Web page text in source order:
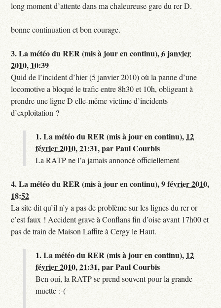
long moment d’attente dans ma chaleureuse gare du rer D.
bonne continuation et bon courage.
3.La météo du RER (mis à jour en continu),6 janvier
2010, 10:39
Quid de l’incident d’hier (5 janvier 2010) où la panne d’une
locomotive a bloqué le trafic entre 8h30 et 10h, obligeant à
prendre une ligne D elle-même victime d’incidents
d’exploitation ?
1.La météo du RER (mis à jour en continu), 12
février 2010, 21:31,parPaul Courbis
La RATP ne l’a jamais annoncé officiellement
4.La météo du RER (mis à jour en continu),9 février 2010,
18:52
La site dit qu’il n’y a pas de problème sur les lignes du rer or
c’est faux ! Accident grave à Conflans fin d’oise avant 17h00 et
pas de train de Maison Laffite à Cergy le Haut.
1.La météo du RER (mis à jour en continu), 12
février 2010, 21:31,parPaul Courbis
Ben oui, la RATP se prend souvent pour la grande
muette :-(